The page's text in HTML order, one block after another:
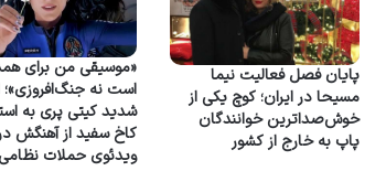
پایان فصل فعالیت نیما
مسیحا در ایران؛ کوچ یکی از
خوش‌صداترین خوانندگان
پاپ به خارج از کشور
«موسیقی من برای
است نه جنگ‌افروزی»؛
شدید کیتی پری به
کاخ سفید از آهنگش
ویدئوی حملات نظامی